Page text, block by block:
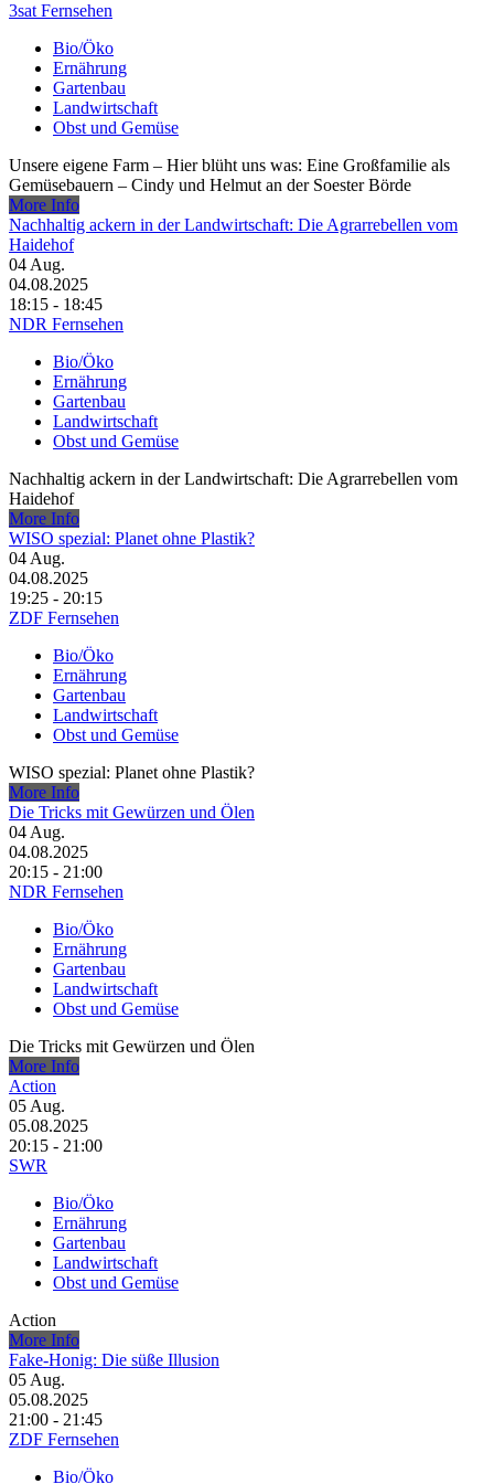
3sat Fernsehen
Bio/Öko
Ernährung
Gartenbau
Landwirtschaft
Obst und Gemüse
Unsere eigene Farm – Hier blüht uns was: Eine Großfamilie als
Gemüsebauern – Cindy und Helmut an der Soester Börde
More Info
Nachhaltig ackern in der Landwirtschaft: Die Agrarrebellen vom
Haidehof
04 Aug.
04.08.2025
18:15 - 18:45
NDR Fernsehen
Bio/Öko
Ernährung
Gartenbau
Landwirtschaft
Obst und Gemüse
Nachhaltig ackern in der Landwirtschaft: Die Agrarrebellen vom
Haidehof
More Info
WISO spezial: Planet ohne Plastik?
04 Aug.
04.08.2025
19:25 - 20:15
ZDF Fernsehen
Bio/Öko
Ernährung
Gartenbau
Landwirtschaft
Obst und Gemüse
WISO spezial: Planet ohne Plastik?
More Info
Die Tricks mit Gewürzen und Ölen
04 Aug.
04.08.2025
20:15 - 21:00
NDR Fernsehen
Bio/Öko
Ernährung
Gartenbau
Landwirtschaft
Obst und Gemüse
Die Tricks mit Gewürzen und Ölen
More Info
Action
05 Aug.
05.08.2025
20:15 - 21:00
SWR
Bio/Öko
Ernährung
Gartenbau
Landwirtschaft
Obst und Gemüse
Action
More Info
Fake-Honig: Die süße Illusion
05 Aug.
05.08.2025
21:00 - 21:45
ZDF Fernsehen
Bio/Öko